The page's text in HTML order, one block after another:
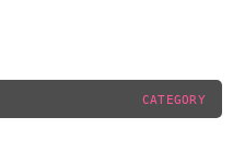
CATEGORY